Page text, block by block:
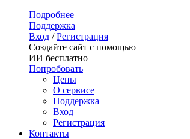
Подробнее
Поддержка
Вход / Регистрация
Создайте сайт с помощью
ИИ бесплатно
Попробовать
Цены
О сервисе
Поддержка
Вход
Регистрация
Контакты